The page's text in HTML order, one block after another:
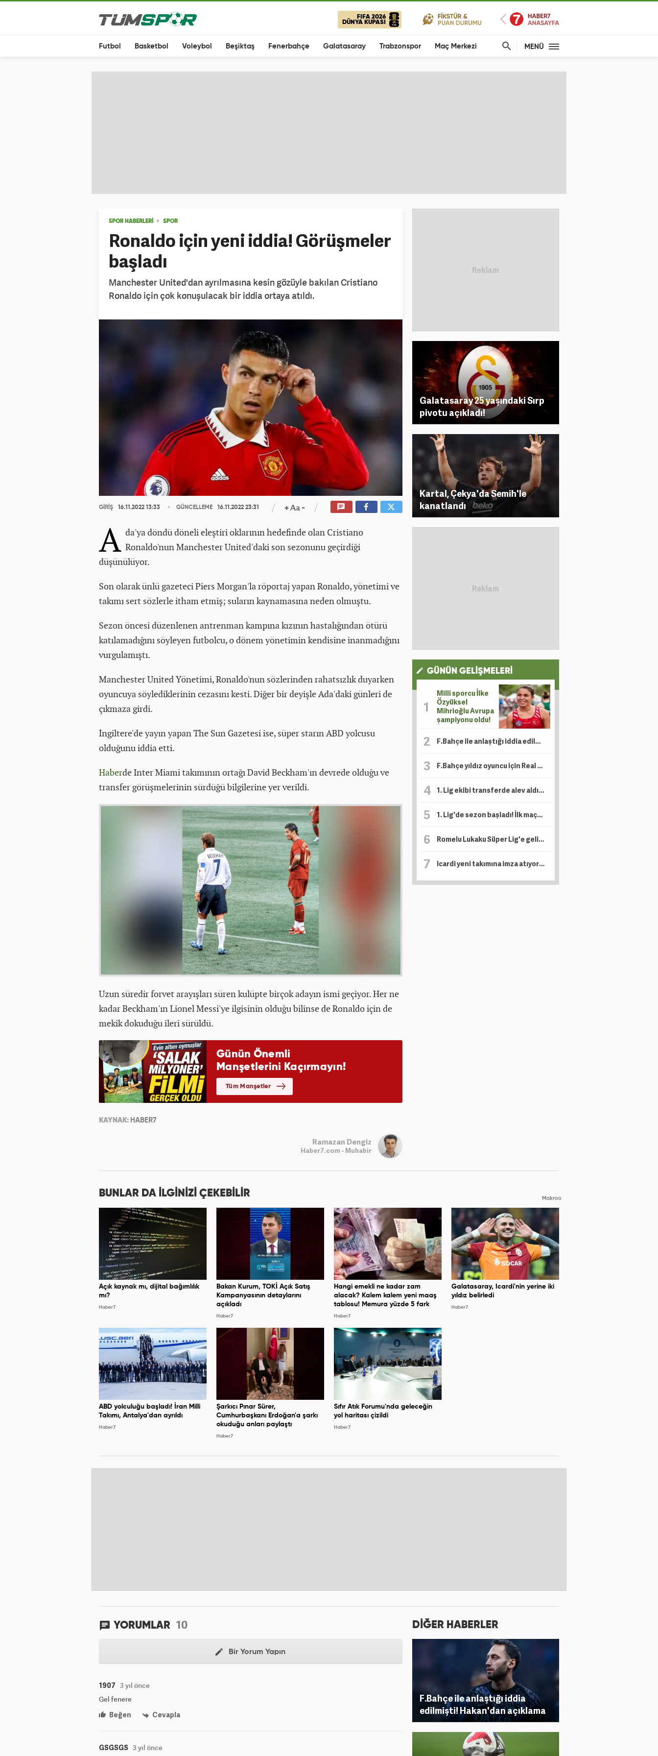
FIFA 2026
DÜNYA KUPASI
Futbol Basketbol Voleybol Beşiktaş Fenerbahçe Galatasaray Trabzonspor Maç Merkezi MENÜ
SPOR HABERLERİ SPOR
Ronaldo için yeni iddia! Görüşmeler
başladı
Manchester United'dan ayrılmasına kesin gözüyle bakılan Cristiano
Ronaldo için çok konuşulacak bir iddia ortaya atıldı.
GİRİŞ 16.11.2022 13:33 GÜNCELLEME 16.11.2022 23:31
A da'ya döndü döneli eleştiri oklarının hedefinde olan Cristiano
Ronaldo'nun Manchester United'daki son sezonunu geçirdiği
düşünülüyor.
Son olarak ünlü gazeteci Piers Morgan'la röportaj yapan Ronaldo, yönetimi ve
takımı sert sözlerle itham etmiş; suların kaynamasına neden olmuştu.
Sezon öncesi düzenlenen antrenman kampına kızının hastalığından ötürü
katılamadığını söyleyen futbolcu, o dönem yönetimin kendisine inanmadığını
vurgulamıştı.
Manchester United Yönetimi, Ronaldo'nun sözlerinden rahatsızlık duyarken
oyuncuya söylediklerinin cezasını kesti. Diğer bir deyişle Ada'daki günleri de
çıkmaza girdi.
İngiltere'de yayın yapan The Sun Gazetesi ise, süper starın ABD yolcusu
olduğunu iddia etti.
Haberde Inter Miami takımının ortağı David Beckham'ın devrede olduğu ve
transfer görüşmelerinin sürdüğü bilgilerine yer verildi.
Uzun süredir forvet arayışları süren kulüpte birçok adayın ismi geçiyor. Her ne
kadar Beckham'ın Lionel Messi'ye ilgisinin olduğu bilinse de Ronaldo için de
mekik dokuduğu ileri sürüldü.
KAYNAK: HABER7
Ramazan Dengiz
Haber7.com - Muhabir
Galatasaray 25 yaşındaki Sırp
pivotu açıkladı!
Kartal, Çekya'da Semih'le
kanatlandı
GÜNÜN GELİŞMELERİ
Milli sporcu İlke
Özyüksel
Mihrioğlu Avrupa
şampiyonu oldu!
F.Bahçe ile anlaştığı iddia edilmişti! Hakan'dan açıklama
F.Bahçe yıldız oyuncu için Real Madrid ile anlaştı!
1. Lig ekibi transferde alev aldı! 15 futbolcuyu birden açıkladılar
1. Lig'de sezon başladı! İlk maçta 2-1 kazandılar
Romelu Lukaku Süper Lig'e geliyor mu? Beşiktaş ve Fenerbahçe detayı
Icardi yeni takımına imza atıyor! Ev bakmaya bile başladı
BUNLAR DA İLGİNİZİ ÇEKEBİLİR Makroo
Açık kaynak mı, dijital bağımlılık
mı?
Haber7
Bakan Kurum, TOKİ Açık Satış
Kampanyasının detaylarını
açıkladı
Haber7
Hangi emekli ne kadar zam
alacak? Kalem kalem yeni maaş
tablosu! Memura yüzde 5 fark
Haber7
Galatasaray, Icardi'nin yerine iki
yıldız belirledi
Haber7
ABD yolculuğu başladı! İran Milli
Takımı, Antalya'dan ayrıldı
Haber7
Şarkıcı Pınar Sürer,
Cumhurbaşkanı Erdoğan'a şarkı
okuduğu anları paylaştı
Haber7
Sıfır Atık Forumu'nda geleceğin
yol haritası çizildi
Haber7
YORUMLAR 10
Bir Yorum Yapın
1907 3 yıl önce
Gel fenere
Beğen
Cevapla
GSGSGS 3 yıl önce
DİĞER HABERLER
F.Bahçe ile anlaştığı iddia
edilmişti! Hakan'dan açıklama